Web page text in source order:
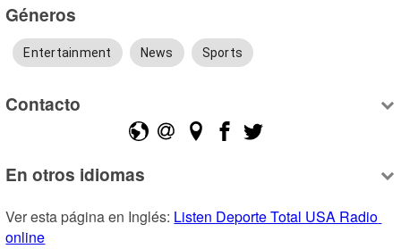
Géneros
Entertainment News Sports
Contacto
En otros idiomas
Ver esta página en Inglés: Listen Deporte Total USA Radio
online